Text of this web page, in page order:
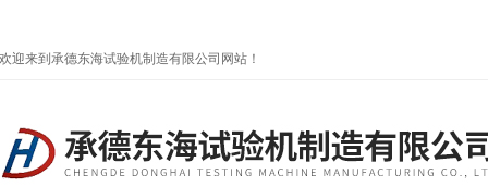
欢迎来到承德东海试验机制造有限公司网站！